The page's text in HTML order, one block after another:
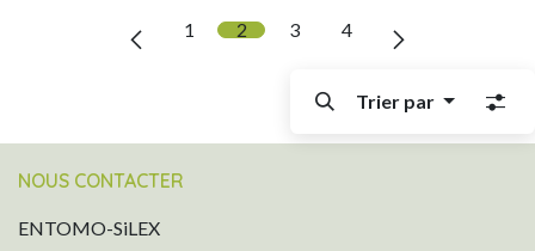
1 2 3 4
Trier par
NOUS CONTACTER
ENTOMO-SiLEX